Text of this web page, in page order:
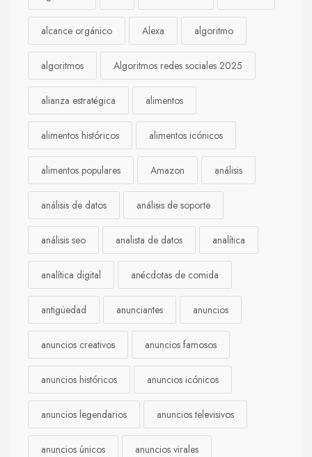
alcance orgánico Alexa algoritmo
algoritmos Algoritmos redes sociales 2025
alianza estratégica alimentos
alimentos históricos alimentos icónicos
alimentos populares Amazon análisis
análisis de datos análisis de soporte
análisis seo analista de datos analítica
analítica digital anécdotas de comida
antigüedad anunciantes anuncios
anuncios creativos anuncios famosos
anuncios históricos anuncios icónicos
anuncios legendarios anuncios televisivos
anuncios únicos anuncios virales